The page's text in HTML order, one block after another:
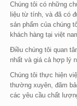
Chúng tôi có những
liệu từ tính, và đã có
sản phẩm của chúng
khách hàng tại việt
Điều chúng tôi quan
nhất và giá cả hợp lý
Chúng tôi thực hiện
thường xuyên, đãm
các yêu cầu chất